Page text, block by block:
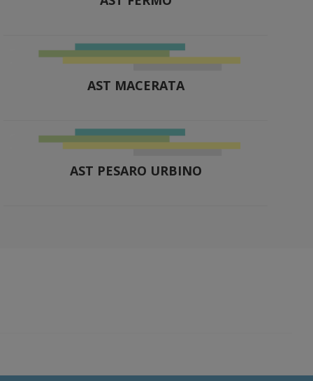
AST MACERATA
AST PESARO URBINO